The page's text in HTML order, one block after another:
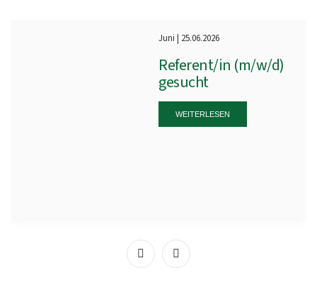
Juni | 25.06.2026
Referent/in (m/w/d)
gesucht
WEITERLESEN